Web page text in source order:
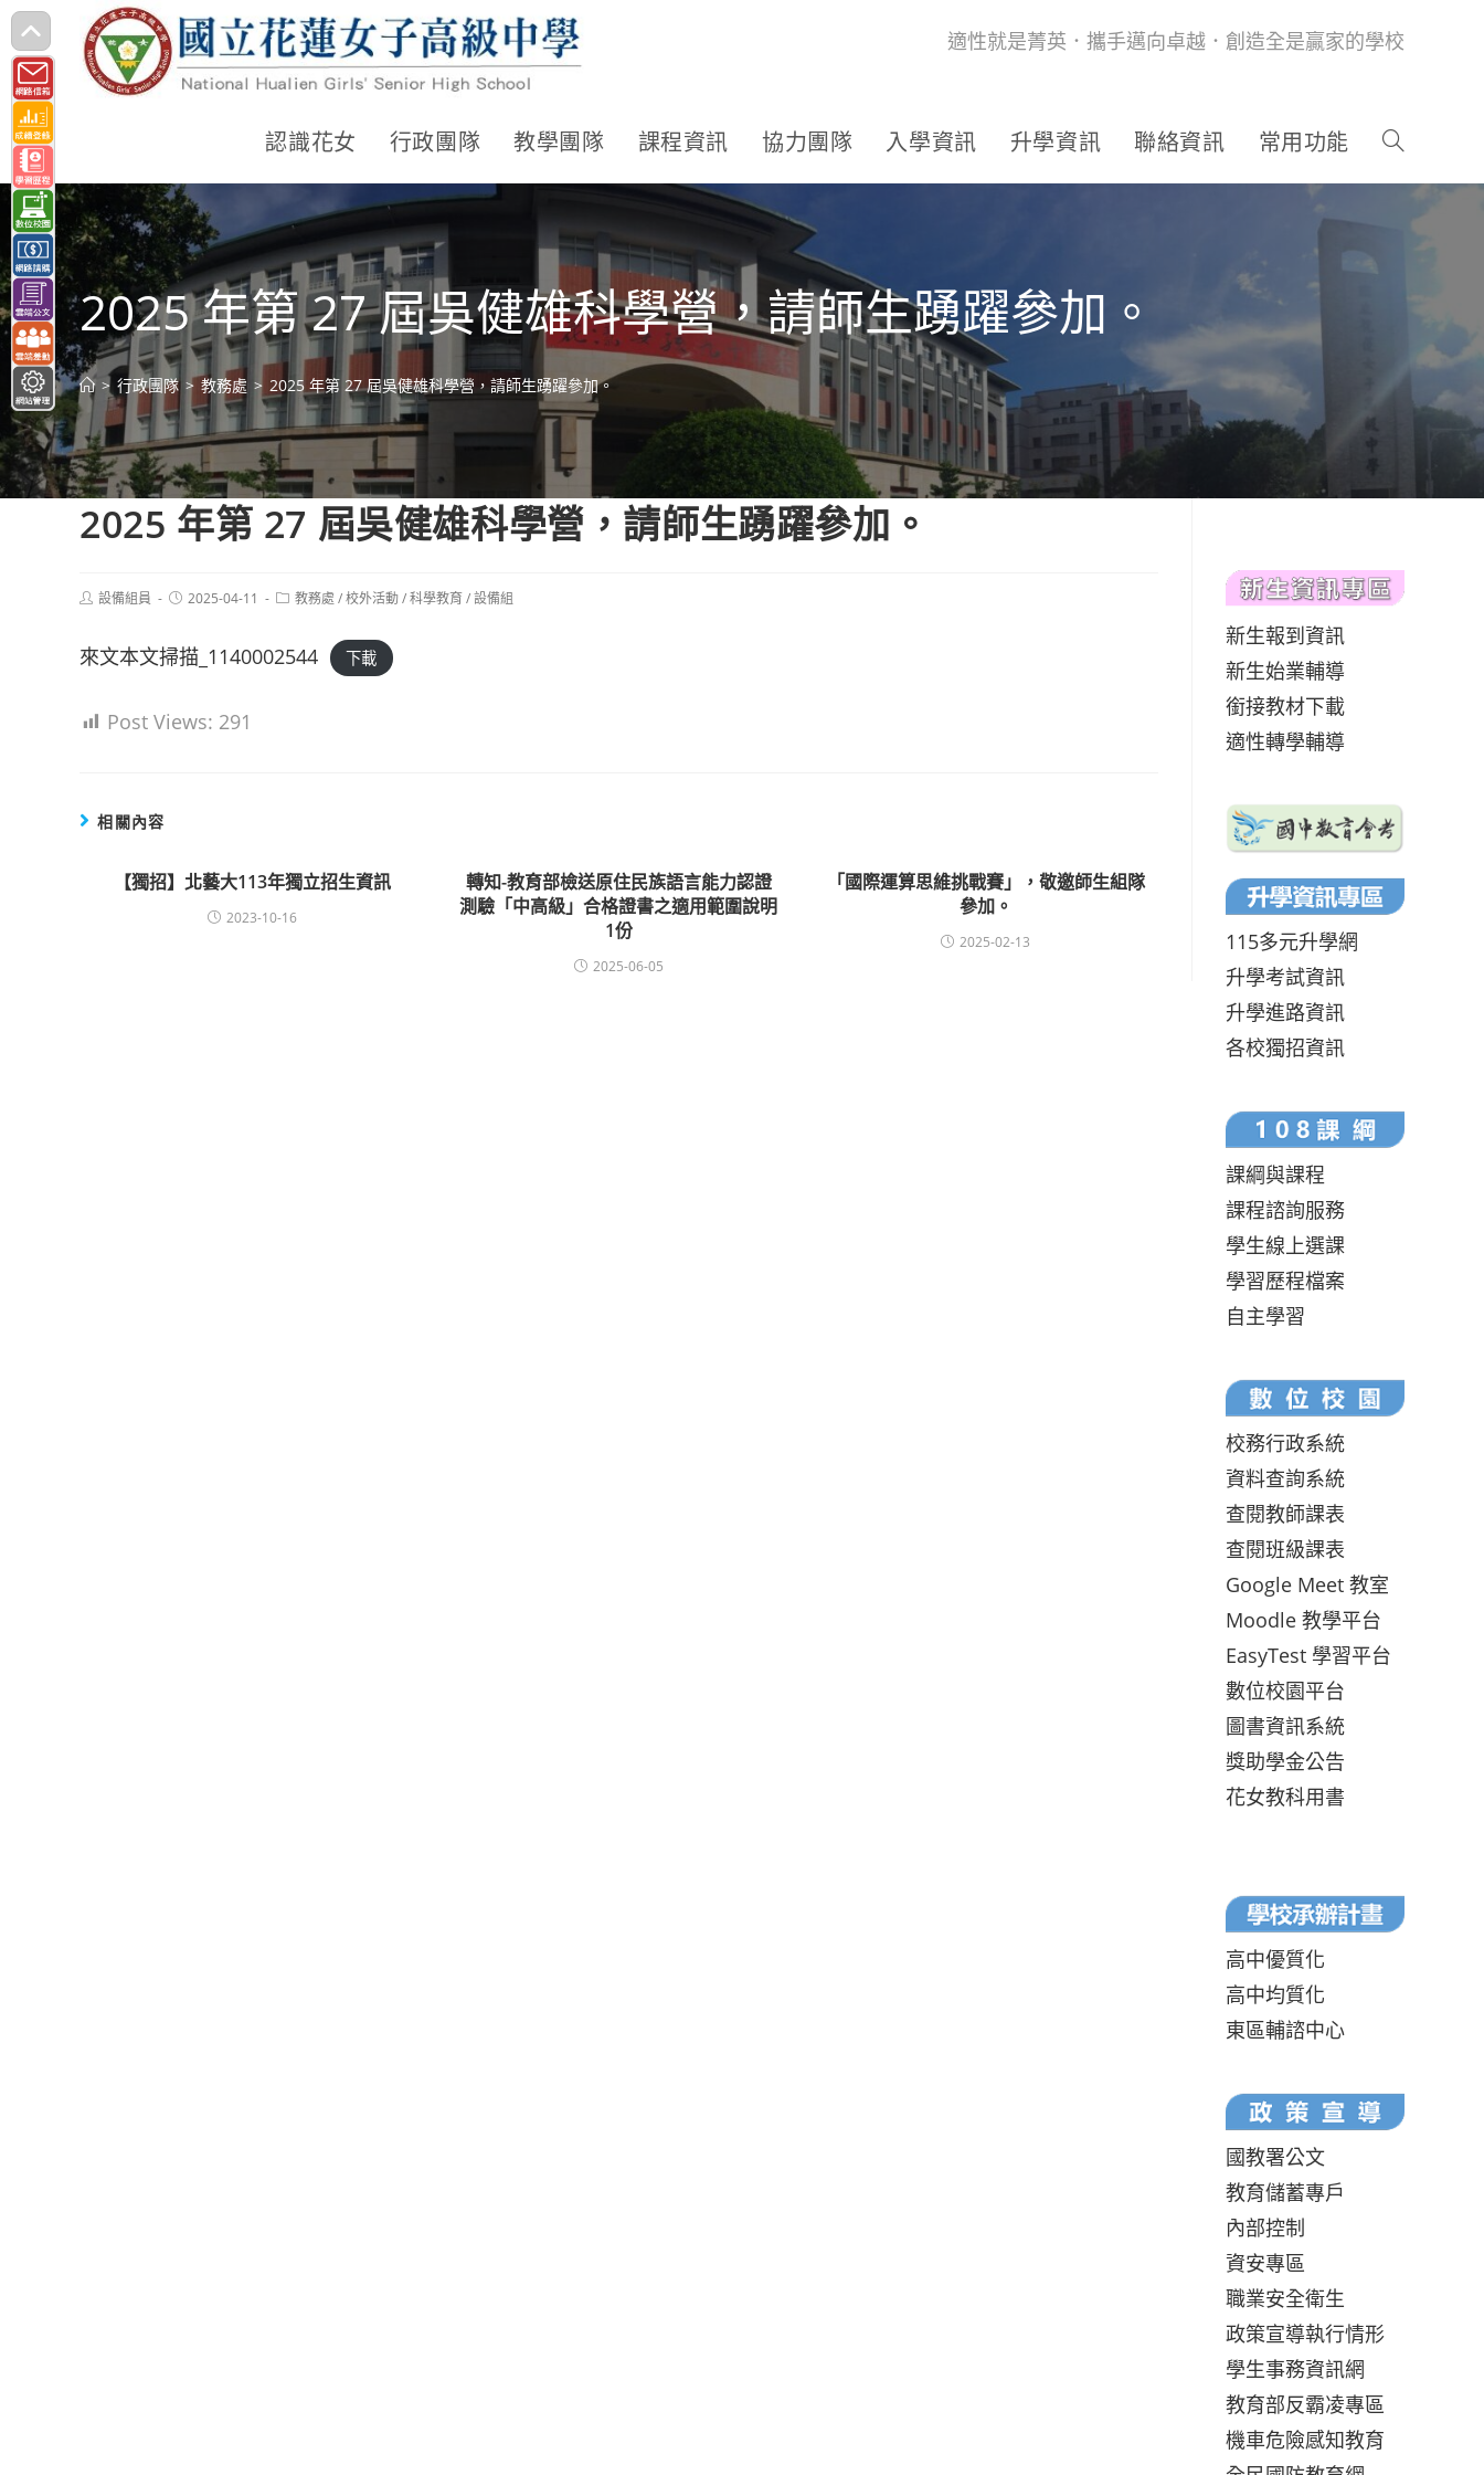
跳
轉
至
主
要
內
容
適性就是菁英．攜手邁向卓越．創造全是贏家的學校
認識花女 行政團隊 教學團隊 課程資訊 協力團隊 入學資訊 升學資訊 聯絡資訊 常用功能
2025 年第 27 屆吳健雄科學營，請師生踴躍參加。
> 行政團隊 > 教務處 > 2025 年第 27 屆吳健雄科學營，請師生踴躍參加。
2025 年第 27 屆吳健雄科學營，請師生踴躍參加。
Post設備組員
Post2025-04-11
Post教務處 /校外活動/科學教育/設備組
來文本文掃描_1140002544 下載
Post Views: 291
相關內容
【獨招】北藝大113年獨立招生資訊
2023-10-16
轉知-教育部檢送原住民族語言能力認證
測驗「中高級」合格證書之適用範圍說明
1份
2025-06-05
「國際運算思維挑戰賽」，敬邀師生組隊
參加。
2025-02-13
新生報到資訊
新生始業輔導
銜接教材下載
適性轉學輔導
115多元升學網
升學考試資訊
升學進路資訊
各校獨招資訊
課綱與課程
課程諮詢服務
學生線上選課
學習歷程檔案
自主學習
校務行政系統
資料查詢系統
查閱教師課表
查閱班級課表
Google Meet 教室
Moodle 教學平台
EasyTest 學習平台
數位校園平台
圖書資訊系統
獎助學金公告
花女教科用書
高中優質化
高中均質化
東區輔諮中心
國教署公文
教育儲蓄專戶
內部控制
資安專區
職業安全衛生
政策宣導執行情形
學生事務資訊網
教育部反霸凌專區
機車危險感知教育